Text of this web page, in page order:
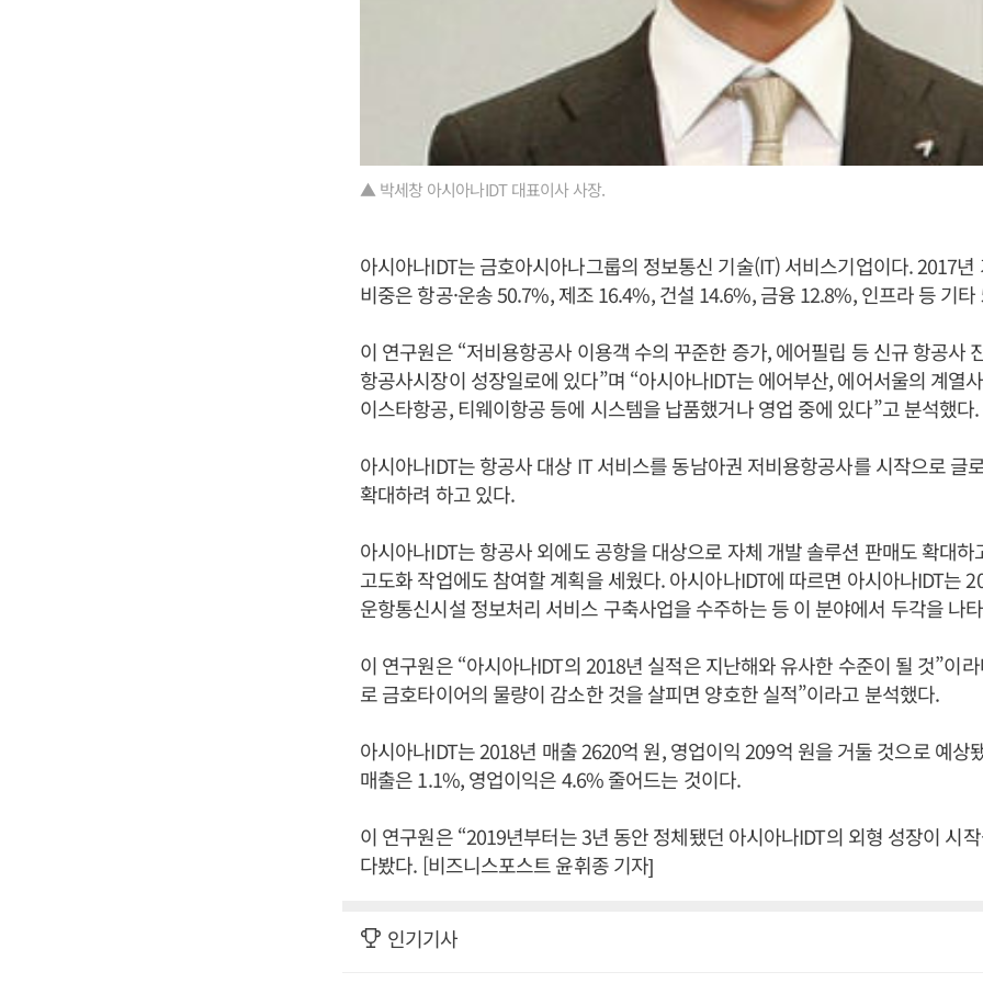
▲ 박세창 아시아나IDT 대표이사 사장.
아시아나IDT는 금호아시아나그룹의 정보통신 기술(IT) 서비스기업이다. 2017년
비중은 항공·운송 50.7%, 제조 16.4%, 건설 14.6%, 금융 12.8%, 인프라 등 기
이 연구원은 “저비용항공사 이용객 수의 꾸준한 증가, 에어필립 등 신규 항공사
항공사시장이 성장일로에 있다”며 “아시아나IDT는 에어부산, 에어서울의 계열
이스타항공, 티웨이항공 등에 시스템을 납품했거나 영업 중에 있다”고 분석했다.
아시아나IDT는 항공사 대상 IT 서비스를 동남아권 저비용항공사를 시작으로 글
확대하려 하고 있다.
아시아나IDT는 항공사 외에도 공항을 대상으로 자체 개발 솔루션 판매도 확대하
고도화 작업에도 참여할 계획을 세웠다. 아시아나IDT에 따르면 아시아나IDT는
운항통신시설 정보처리 서비스 구축사업을 수주하는 등 이 분야에서 두각을 나
이 연구원은 “아시아나IDT의 2018년 실적은 지난해와 유사한 수준이 될 것”이
로 금호타이어의 물량이 감소한 것을 살피면 양호한 실적”이라고 분석했다.
아시아나IDT는 2018년 매출 2620억 원, 영업이익 209억 원을 거둘 것으로 예상
매출은 1.1%, 영업이익은 4.6% 줄어드는 것이다.
이 연구원은 “2019년부터는 3년 동안 정체됐던 아시아나IDT의 외형 성장이 시
다봤다. [비즈니스포스트 윤휘종 기자]
인기기사